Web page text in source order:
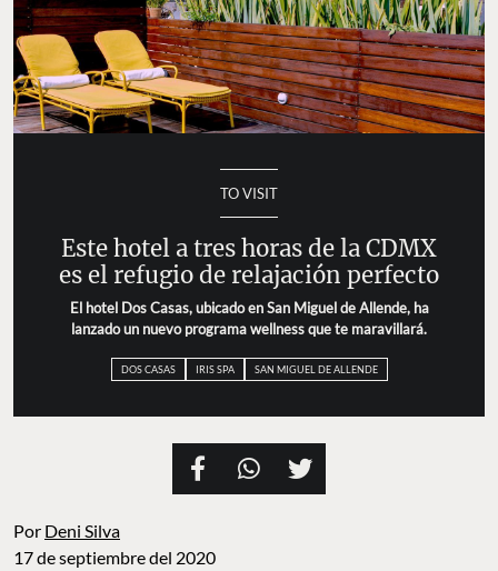
TO VISIT
Este hotel a tres horas de la CDMX
es el refugio de relajación perfecto
El hotel Dos Casas, ubicado en San Miguel de Allende, ha
lanzado un nuevo programa wellness que te maravillará.
DOS CASAS IRIS SPA SAN MIGUEL DE ALLENDE
Por Deni Silva
17 de septiembre del 2020